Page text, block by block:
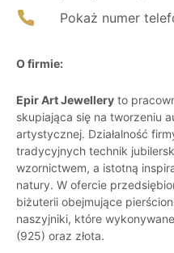
Pokaż numer
O firmie:
Epir Art Jewellery to
skupiająca się na tworzeniu
artystycznej. Działalność
tradycyjnych technik
wzornictwem, a istotną
natury. W ofercie
biżuterii obejmujące
naszyjniki, które
(925) oraz złota.